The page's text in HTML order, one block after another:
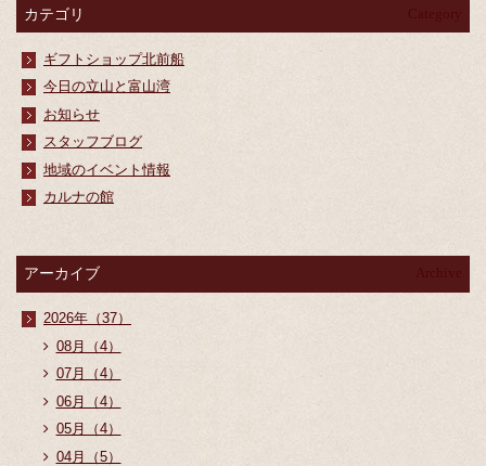
カテゴリ
ギフトショップ北前船
今日の立山と富山湾
お知らせ
スタッフブログ
地域のイベント情報
カルナの館
アーカイブ
2026年（37）
08月（4）
07月（4）
06月（4）
05月（4）
04月（5）